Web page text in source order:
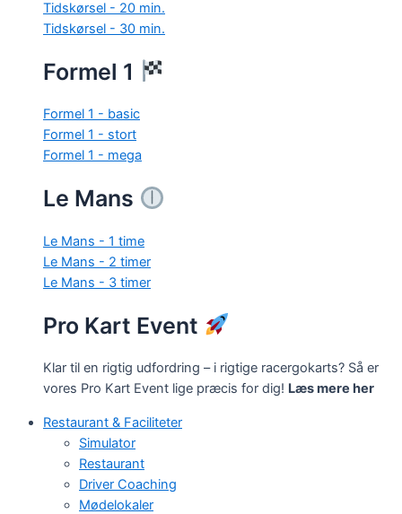
Tidskørsel - 20 min.
Tidskørsel - 30 min.
Formel 1
Formel 1 - basic
Formel 1 - stort
Formel 1 - mega
Le Mans
Le Mans - 1 time
Le Mans - 2 timer
Le Mans - 3 timer
Pro Kart Event
Klar til en rigtig udfordring – i rigtige racergokarts? Så er
vores Pro Kart Event lige præcis for dig! Læs mere her
Restaurant & Faciliteter
Simulator
Restaurant
Driver Coaching
Mødelokaler